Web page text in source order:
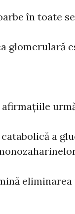
în toate
glomerulară
afirmațiile
a